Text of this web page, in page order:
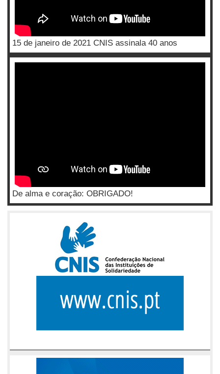
15 de janeiro de 2021 CNIS assinala 40 anos
De alma e coração: OBRIGADO!